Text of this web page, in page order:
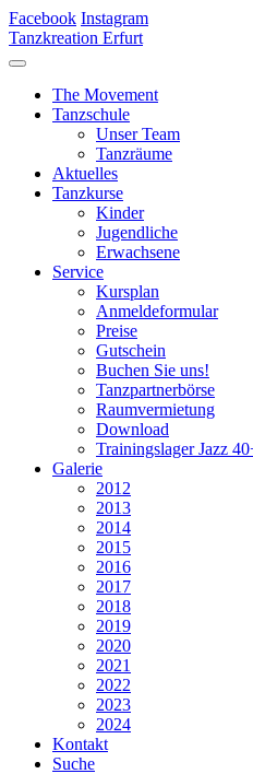
Facebook Instagram
Tanzkreation Erfurt
The Movement
Tanzschule
Unser Team
Tanzräume
Aktuelles
Tanzkurse
Kinder
Jugendliche
Erwachsene
Service
Kursplan
Anmeldeformular
Preise
Gutschein
Buchen Sie uns!
Tanzpartnerbörse
Raumvermietung
Download
Trainingslager Jazz
Galerie
2012
2013
2014
2015
2016
2017
2018
2019
2020
2021
2022
2023
2024
Kontakt
Suche